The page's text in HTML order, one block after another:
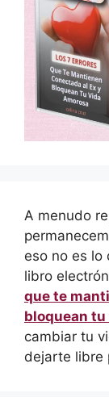
A menudo
eso no es lo
libro
que te
bloquean tu
cambiar tu
dejarte libre